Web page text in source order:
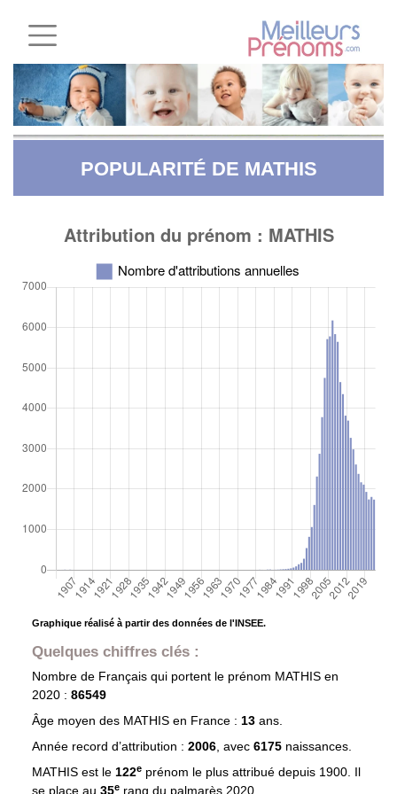
POPULARITÉ DE MATHIS
Graphique réalisé à partir des données de l'INSEE.
Quelques chiffres clés :
Nombre de Français qui portent le prénom MATHIS en
2020 : 86549
Âge moyen des MATHISen France : 13 ans.
Année record d’attribution : 2006, avec 6175 naissances.
MATHIS est le 122eprénom le plus attribué depuis 1900. Il
se place au 35e rang du palmarès 2020.